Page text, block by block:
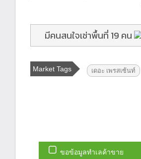
มีคนสนใจเช่าพื้นที่ 19 คน
Market Tags เดอะ เพรสเซ้นท์
ขอข้อมูลทำเลค้าขาย